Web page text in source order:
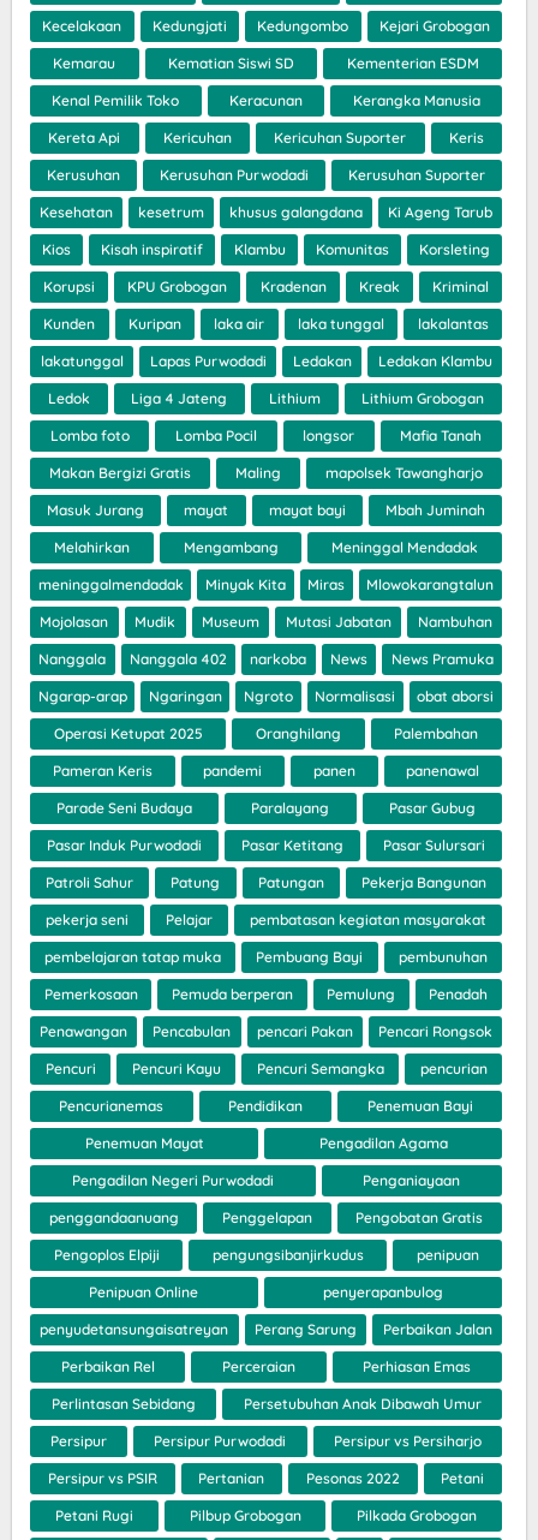
Kecelakaan Kedungjati Kedungombo Kejari Grobogan
Kemarau Kematian Siswi SD Kementerian ESDM
Kenal Pemilik Toko Keracunan Kerangka Manusia
Kereta Api Kericuhan Kericuhan Suporter Keris
Kerusuhan Kerusuhan Purwodadi Kerusuhan Suporter
Kesehatan kesetrum khusus galangdana Ki Ageng Tarub
Kios Kisah inspiratif Klambu Komunitas Korsleting
Korupsi KPU Grobogan Kradenan Kreak Kriminal
Kunden Kuripan laka air laka tunggal lakalantas
lakatunggal Lapas Purwodadi Ledakan Ledakan Klambu
Ledok Liga 4 Jateng Lithium Lithium Grobogan
Lomba foto Lomba Pocil longsor Mafia Tanah
Makan Bergizi Gratis Maling mapolsek Tawangharjo
Masuk Jurang mayat mayat bayi Mbah Juminah
Melahirkan Mengambang Meninggal Mendadak
meninggalmendadak Minyak Kita Miras Mlowokarangtalun
Mojolasan Mudik Museum Mutasi Jabatan Nambuhan
Nanggala Nanggala 402 narkoba News News Pramuka
Ngarap-arap Ngaringan Ngroto Normalisasi obat aborsi
Operasi Ketupat 2025 Oranghilang Palembahan
Pameran Keris pandemi panen panenawal
Parade Seni Budaya Paralayang Pasar Gubug
Pasar Induk Purwodadi Pasar Ketitang Pasar Sulursari
Patroli Sahur Patung Patungan Pekerja Bangunan
pekerja seni Pelajar pembatasan kegiatan masyarakat
pembelajaran tatap muka Pembuang Bayi pembunuhan
Pemerkosaan Pemuda berperan Pemulung Penadah
Penawangan Pencabulan pencari Pakan Pencari Rongsok
Pencuri Pencuri Kayu Pencuri Semangka pencurian
Pencurianemas Pendidikan Penemuan Bayi
Penemuan Mayat Pengadilan Agama
Pengadilan Negeri Purwodadi Penganiayaan
penggandaanuang Penggelapan Pengobatan Gratis
Pengoplos Elpiji pengungsibanjirkudus penipuan
Penipuan Online penyerapanbulog
penyudetansungaisatreyan Perang Sarung Perbaikan Jalan
Perbaikan Rel Perceraian Perhiasan Emas
Perlintasan Sebidang Persetubuhan Anak Dibawah Umur
Persipur Persipur Purwodadi Persipur vs Persiharjo
Persipur vs PSIR Pertanian Pesonas 2022 Petani
Petani Rugi Pilbup Grobogan Pilkada Grobogan